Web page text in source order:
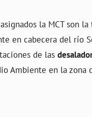
la MCT son
en cabecera del río
de las
Ambiente en la zona